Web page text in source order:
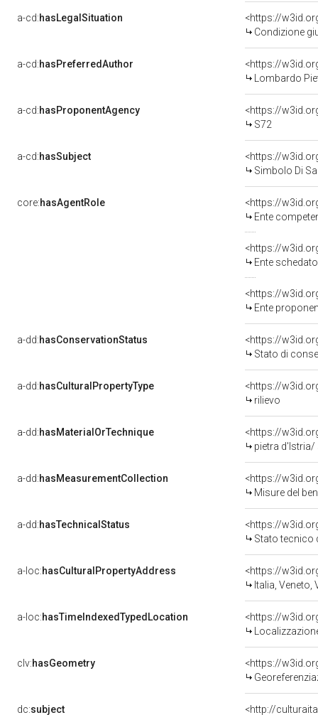
a-cd:hasLegalSituation
Condizione
a-cd:hasPreferredAuthor
<https://
Lombardo
a-cd:hasProponentAgency
<https://
S72
a-cd:hasSubject
<https://
Simbolo Di
core:hasAgentRole
<https://
Ente competente per tutela
<https://
Ente
<https://
Ente
a-dd:hasConservationStatus
<https://
Stato di
a-dd:hasCulturalPropertyType
<https://
rilievo
a-dd:hasMaterialOrTechnique
<https://
pietra
a-dd:hasMeasurementCollection
<https://
Misure del
a-dd:hasTechnicalStatus
<https://
Stato tecnico
a-loc:hasCulturalPropertyAddress
<https://
Italia, Veneto,
a-loc:hasTimeIndexedTypedLocation
<https://
clv:hasGeometry
<https://
dc:subject <http://